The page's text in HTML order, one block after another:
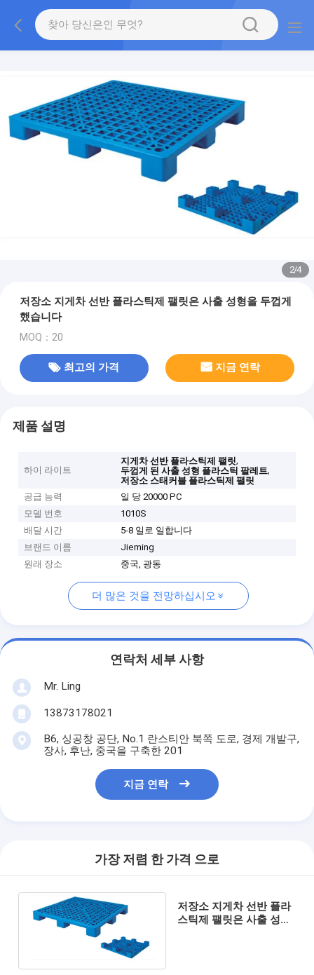
2/4
저장소 지게차 선반 플라스틱제 팰릿은 사출 성형을 두껍게
했습니다
MOQ：20
최고의 가격 지금 연락
제품 설명
하이 라이트
지게차 선반 플라스틱제 팰릿,
두껍게 된 사출 성형 플라스틱 팔레트,
저장소 스태커블 플라스틱제 팰릿
공급 능력
일 당 20000 PC
모델 번호
1010S
배달 시간
5-8 일로 일합니다
브랜드 이름
Jieming
원래 장소
중국, 광동
더 많은 것을 전망하십시오
연락처 세부 사항
Mr. Ling
13873178021
B6, 싱공창 공단, No.1 란스티안 북쪽 도로, 경제 개발구,
장사, 후난, 중국을 구축한 201
지금 연락
가장 저렴 한 가격 으로
저장소 지게차 선반 플라
스틱제 팰릿은 사출 성형